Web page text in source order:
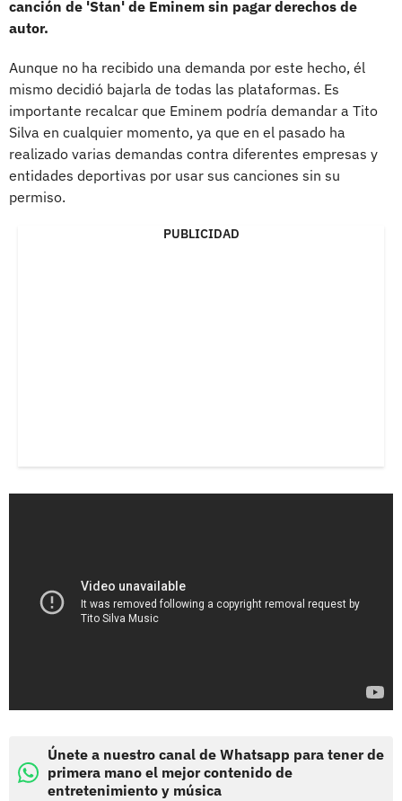
canción de 'Stan' de Eminem sin pagar derechos de
autor.
Aunque no ha recibido una demanda por este hecho, él
mismo decidió bajarla de todas las plataformas. Es
importante recalcar que Eminem podría demandar a Tito
Silva en cualquier momento, ya que en el pasado ha
realizado varias demandas contra diferentes empresas y
entidades deportivas por usar sus canciones sin su
permiso.
PUBLICIDAD
Únete a nuestro canal de Whatsapp para tener de
primera mano el mejor contenido de
entretenimiento y música